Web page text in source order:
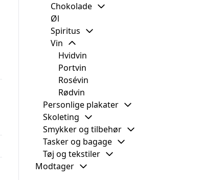
Chokolade
Øl
Spiritus
Vin
Hvidvin
Portvin
Rosévin
Rødvin
Personlige plakater
Skoleting
Smykker og tilbehør
Tasker og bagage
Tøj og tekstiler
Modtager